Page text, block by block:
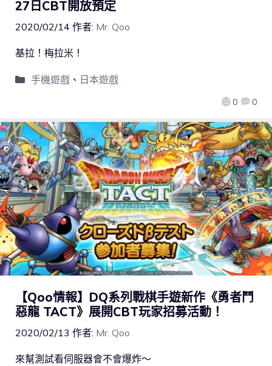
27日CBT開放預定
2020/02/14 作者: Mr. Qoo
0 0
基拉！梅拉米！
手機遊戲、 日本遊戲
【Qoo情報】DQ系列戰棋手遊新作《勇者鬥
惡龍 TACT》展開CBT玩家招募活動！
2020/02/13 作者: Mr. Qoo
來幫測試看伺服器會不會爆炸～